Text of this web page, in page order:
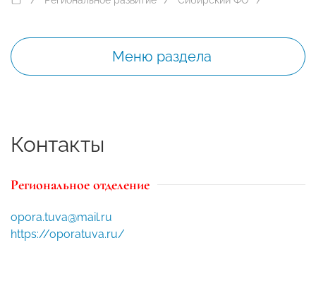
Меню раздела
Контакты
Региональное отделение
opora.tuva@mail.ru
https://oporatuva.ru/